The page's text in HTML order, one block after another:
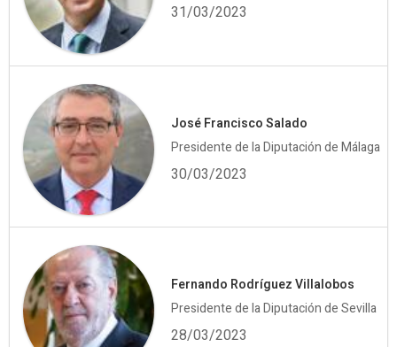
31/03/2023
José Francisco Salado
Presidente de la Diputación de Málaga
30/03/2023
Fernando Rodríguez Villalobos
Presidente de la Diputación de Sevilla
28/03/2023